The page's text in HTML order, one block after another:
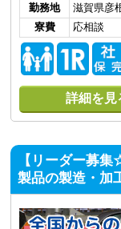
勤務地
滋賀県彦
寮費
応相談
詳細を見
【リーダー募
製品の製造・加